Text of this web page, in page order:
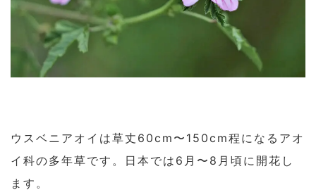
ウスベニアオイは草丈60cm〜150cm程になるアオ
イ科の多年草です。日本では6月〜8月頃に開花し
ます。